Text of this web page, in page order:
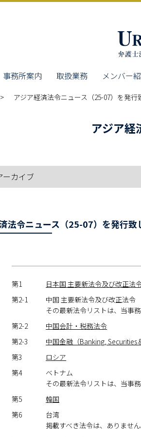
事務所案内 取扱業務 メンバー
アジア経済法令ニュース（25-07）を発行
アジア経
ーカイブ
法令ニュース（25-07）を発行致
第1
日本国 主要新法令及び改正法
第2-1
中国 主要新法令及び改正法令
その最新法令リストは、当事
第2-2
中国会計・税務法令
第2-3
中国金融（Banking, Securities
第3
ロシア
第4
ベトナム
その最新法令リストは、当事
第5
韓国
第6
台湾
掲載すべき法令は、ありません